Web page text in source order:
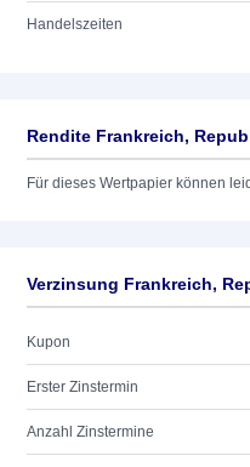
Handelszeiten
Rendite Frankreich,
Für dieses Wertpapier können
Verzinsung Frankreich,
Kupon
Erster Zinstermin
Anzahl Zinstermine